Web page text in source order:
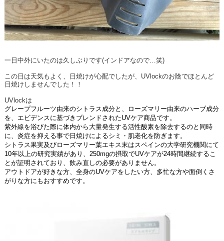
一日中外にいたのは久しぶりです(インドアなので…笑)
この日は天気もよく、日焼けが心配でしたが、UVlockのお陰でほとんど
日焼けしませんでした！！
UVlockは
グレープフルーツ由来のシトラス成分と、ローズマリー由来のハーブ成分
を、エビデンスに基づきブレンドされたUVケア商品です。
紫外線を浴びた際に体内から大量発生する活性酸素を除去するのと同時
に、炎症を抑える事で日焼けによるシミ・肌老化を防ぎます。
シトラス果実及びローズマリー葉エキス末はスペインの大学研究機関にて
10年以上の研究実績があり、250mgの摂取でUVケアが24時間継続するこ
とが証明されており、飲み直しの必要がありません。
アウトドアが好きな方、全身のUVケアをしたい方、多忙な方や面倒くさ
がりな方にもおすすめです。